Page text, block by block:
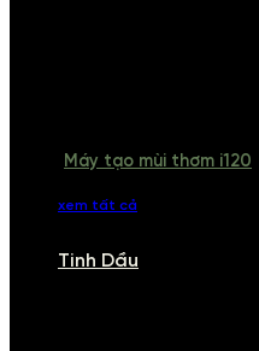
Máy tạo mùi thơm i120
xem tất cả
Tinh Dầu